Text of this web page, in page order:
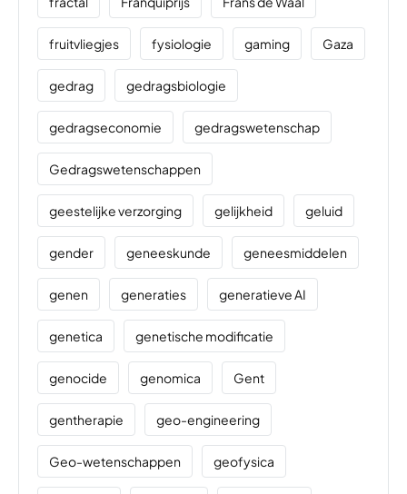
fruitvliegjes fysiologie gaming Gaza
gedrag gedragsbiologie
gedragseconomie gedragswetenschap
Gedragswetenschappen
geestelijke verzorging gelijkheid geluid
gender geneeskunde geneesmiddelen
genen generaties generatieve AI
genetica genetische modificatie
genocide genomica Gent
gentherapie geo-engineering
Geo-wetenschappen geofysica